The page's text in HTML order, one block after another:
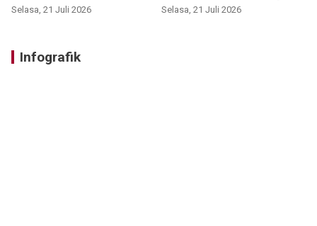
Selasa, 21 Juli 2026 Selasa, 21 Juli 2026
Infografik